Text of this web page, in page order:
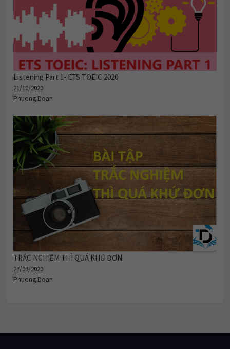
Listening Part 1- ETS TOEIC 2020.
21/10/2020
Phuong Doan
TRẮC NGHIỆM THÌ QUÁ KHỨ ĐƠN.
27/07/2020
Phuong Doan